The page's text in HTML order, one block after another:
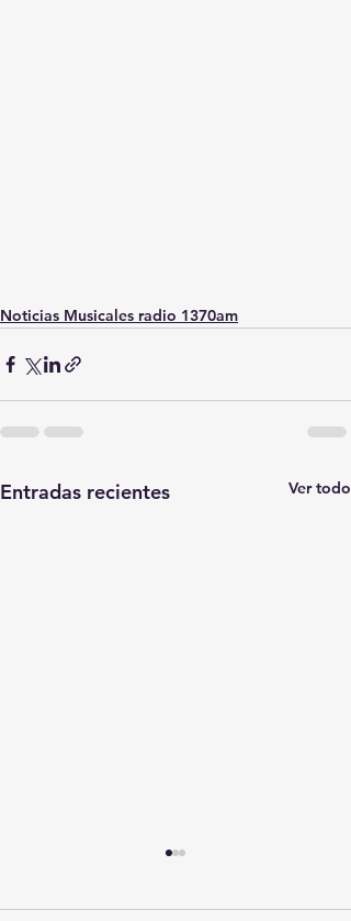
Noticias Musicales radio 1370am
Entradas recientes Ver todo